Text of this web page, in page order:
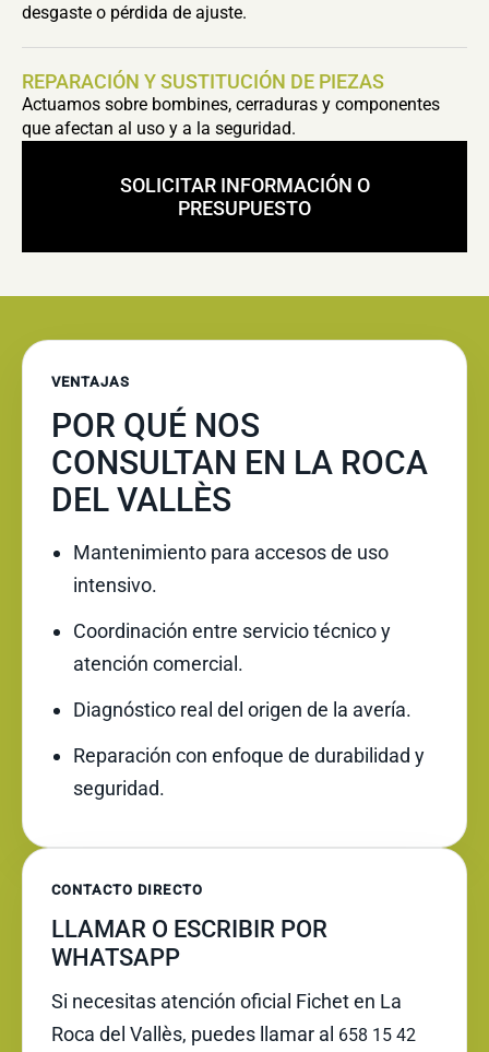
desgaste o pérdida de ajuste.
REPARACIÓN Y SUSTITUCIÓN DE PIEZAS
Actuamos sobre bombines, cerraduras y componentes
que afectan al uso y a la seguridad.
SOLICITAR INFORMACIÓN O
PRESUPUESTO
VENTAJAS
POR QUÉ NOS
CONSULTAN EN LA ROCA
DEL VALLÈS
Mantenimiento para accesos de uso
intensivo.
Coordinación entre servicio técnico y
atención comercial.
Diagnóstico real del origen de la avería.
Reparación con enfoque de durabilidad y
seguridad.
CONTACTO DIRECTO
LLAMAR O ESCRIBIR POR
WHATSAPP
Si necesitas atención oficial Fichet en La
Roca del Vallès, puedes llamar al 658 15 42